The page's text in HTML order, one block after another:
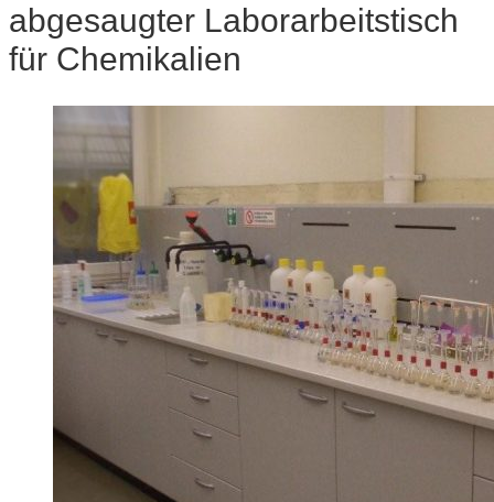
abgesaugter Laborarbeitstisch
für Chemikalien